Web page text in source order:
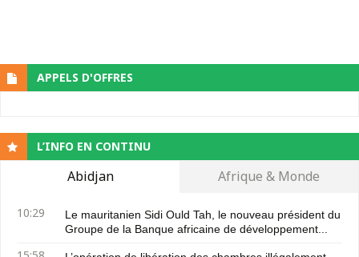
APPELS D'OFFRES
L’INFO EN CONTINU
Abidjan Afrique & Monde
10:29
Le mauritanien Sidi Ould Tah, le nouveau président du
Groupe de la Banque africaine de développement...